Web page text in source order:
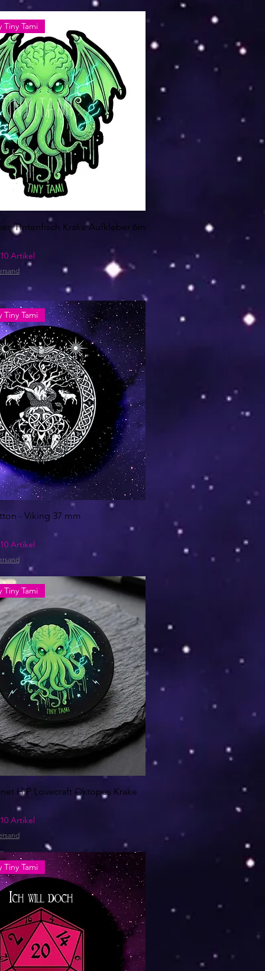
Tiny Tami
Tintenfisch Krake Aufkleber 6m
Artikel
Tiny Tami
- Viking 37 mm
Artikel
Tiny Tami
H.P Lovecraft Oktopus Krake
Artikel
Tiny Tami